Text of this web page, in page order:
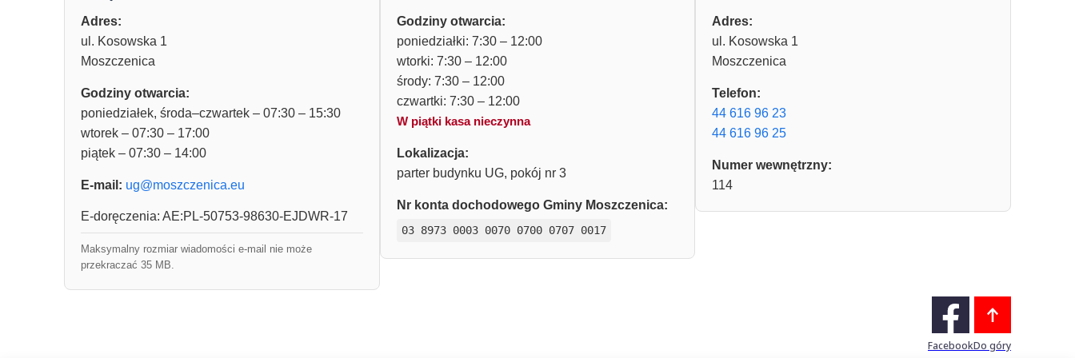
Adres:
ul. Kosowska 1
Moszczenica
Godziny otwarcia:
poniedziałek, środa–czwartek – 07:30 – 15:30
wtorek – 07:30 – 17:00
piątek – 07:30 – 14:00
E-mail: ug@moszczenica.eu
E-doręczenia: AE:PL-50753-98630-EJDWR-17
Maksymalny rozmiar wiadomości e-mail nie może
przekraczać 35 MB.
Godziny otwarcia:
poniedziałki: 7:30 – 12:00
wtorki: 7:30 – 12:00
środy: 7:30 – 12:00
czwartki: 7:30 – 12:00
W piątki kasa nieczynna
Lokalizacja:
parter budynku UG, pokój nr 3
Nr konta dochodowego Gminy Moszczenica:
03 8973 0003 0070 0700 0707 0017
Adres:
ul. Kosowska 1
Moszczenica
Telefon:
44 616 96 23
44 616 96 25
Numer wewnętrzny:
114
FacebookDo góry